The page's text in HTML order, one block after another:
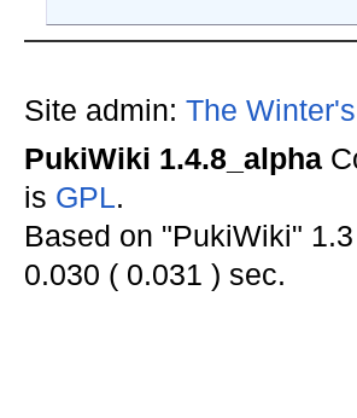
Site admin: The
PukiWiki 1.4.8_alpha
is GPL.
Based on "PukiWiki"
0.030 ( 0.031 ) sec.